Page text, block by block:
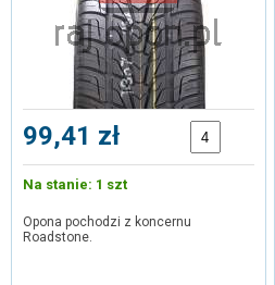
99,41 zł
Na stanie: 1 szt
Opona pochodzi z koncernu
Roadstone.